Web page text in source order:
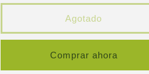
para
Ultra
Pain
Gel
para
JUSTCBD
Ultra
Pain
Relief
Gel
Agotado
Comprar ahora